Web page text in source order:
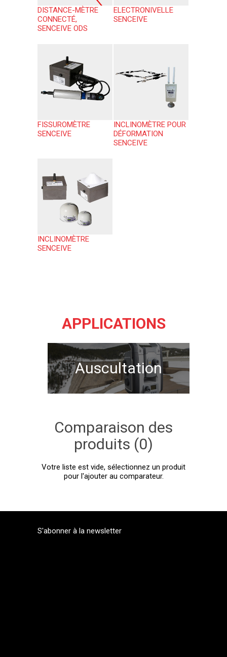
DISTANCE-MÈTRE
CONNECTÉ,
SENCEIVE ODS
ELECTRONIVELLE
SENCEIVE
FISSUROMÈTRE
SENCEIVE
INCLINOMÈTRE POUR
DÉFORMATION
SENCEIVE
INCLINOMÈTRE
SENCEIVE
APPLICATIONS
Auscultation
Comparaison des
produits (0)
Votre liste est vide, sélectionnez un produit
pour l'ajouter au comparateur.
S'abonner à la newsletter